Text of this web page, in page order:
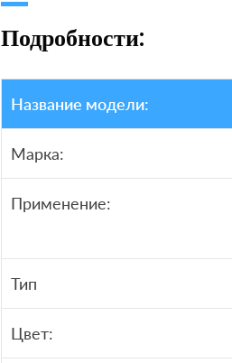
Подробности:
Название модели:
Марка:
Применение:
Тип
Цвет: